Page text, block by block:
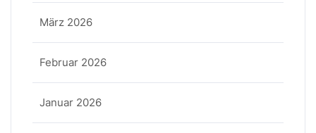
März 2026
Februar 2026
Januar 2026